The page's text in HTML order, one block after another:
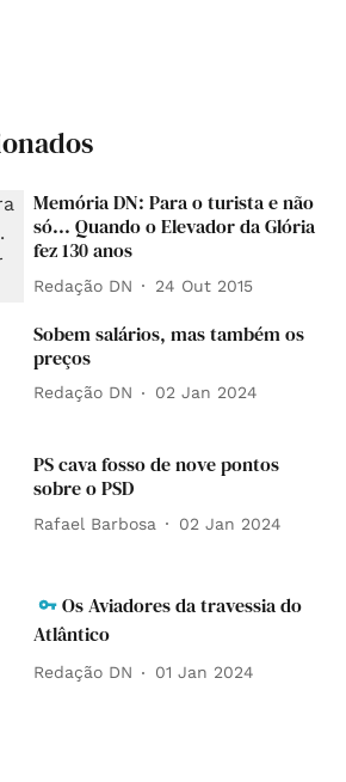
Memória DN: Para o turista e não
só... Quando o Elevador da Glória
fez 130 anos
Redação DN 24 Out 2015
Sobem salários, mas também os
preços
Redação DN 02 Jan 2024
PS cava fosso de nove pontos
sobre o PSD
Rafael Barbosa 02 Jan 2024
Os Aviadores da travessia do
Atlântico
Redação DN 01 Jan 2024